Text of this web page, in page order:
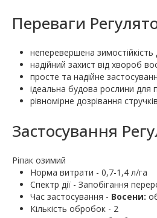
Переваги
неперевершена зимостійкість
надійний захист від хвороб
просте та надійне
ідеальна будова рослини для
рівномірне дозрівання
Застосування
Ріпак озимий
Норма витрати - 0,7-1,4 л/га
Спектр дії - Запобігання
Час застосування - Восени:
Кількість обробок - 2